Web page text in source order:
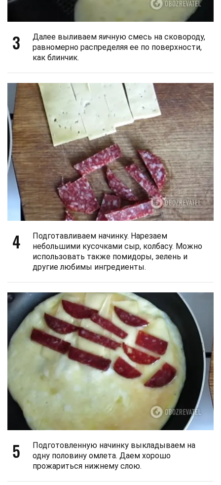
3
Далее выливаем яичную смесь на сковороду,
равномерно распределяя ее по поверхности,
как блинчик.
4
Подготавливаем начинку. Нарезаем
небольшими кусочками сыр, колбасу. Можно
использовать также помидоры, зелень и
другие любимы ингредиенты.
5
Подготовленную начинку выкладываем на
одну половину омлета. Даем хорошо
прожариться нижнему слою.